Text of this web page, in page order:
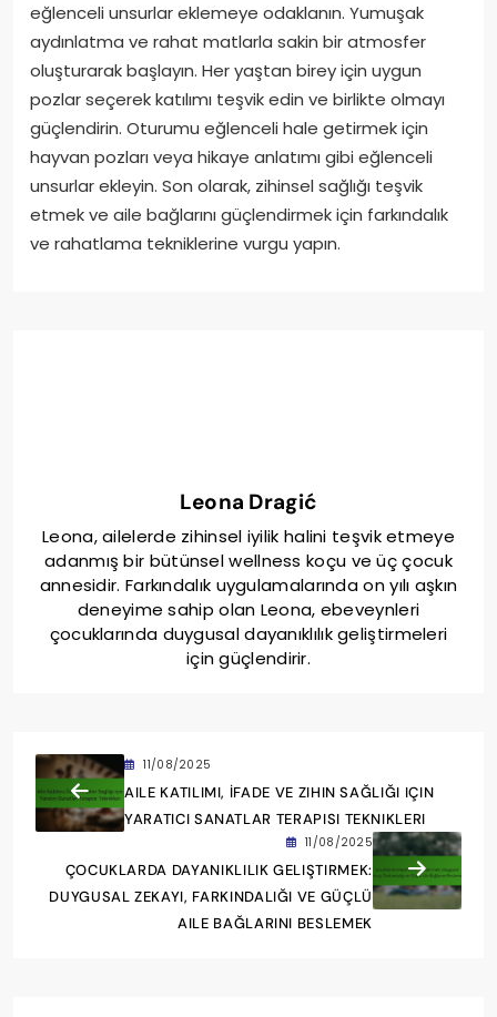
eğlenceli unsurlar eklemeye odaklanın. Yumuşak
aydınlatma ve rahat matlarla sakin bir atmosfer
oluşturarak başlayın. Her yaştan birey için uygun
pozlar seçerek katılımı teşvik edin ve birlikte olmayı
güçlendirin. Oturumu eğlenceli hale getirmek için
hayvan pozları veya hikaye anlatımı gibi eğlenceli
unsurlar ekleyin. Son olarak, zihinsel sağlığı teşvik
etmek ve aile bağlarını güçlendirmek için farkındalık
ve rahatlama tekniklerine vurgu yapın.
Leona Dragić
Leona, ailelerde zihinsel iyilik halini teşvik etmeye
adanmış bir bütünsel wellness koçu ve üç çocuk
annesidir. Farkındalık uygulamalarında on yılı aşkın
deneyime sahip olan Leona, ebeveynleri
çocuklarında duygusal dayanıklılık geliştirmeleri
için güçlendirir.
11/08/2025
AILE KATILIMI, İFADE VE ZIHIN SAĞLIĞI IÇIN
YARATICI SANATLAR TERAPISI TEKNIKLERI
11/08/2025
ÇOCUKLARDA DAYANIKLILIK GELIŞTIRMEK:
DUYGUSAL ZEKAYI, FARKINDALIĞI VE GÜÇLÜ
AILE BAĞLARINI BESLEMEK